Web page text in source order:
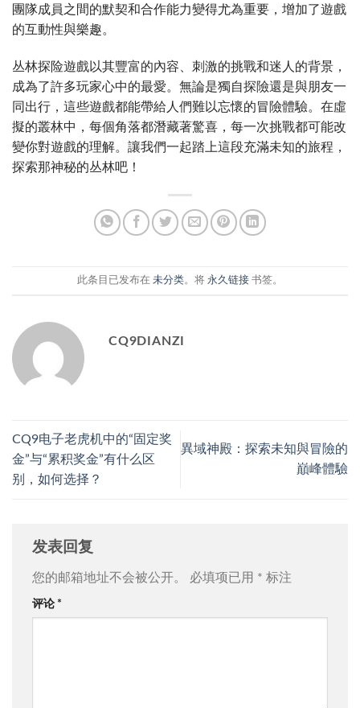
團隊成員之間的默契和合作能力變得尤為重要，增加了遊戲
的互動性與樂趣。
丛林探险遊戲以其豐富的內容、刺激的挑戰和迷人的背景，
成為了許多玩家心中的最愛。無論是獨自探險還是與朋友一
同出行，這些遊戲都能帶給人們難以忘懷的冒險體驗。在虛
擬的叢林中，每個角落都潛藏著驚喜，每一次挑戰都可能改
變你對遊戲的理解。讓我們一起踏上這段充滿未知的旅程，
探索那神秘的丛林吧！
此条目已发布在 未分类。将 永久链接 书签。
CQ9DIANZI
CQ9电子老虎机中的“固定奖
金”与“累积奖金”有什么区
别，如何选择？
異域神殿：探索未知與冒險的
巔峰體驗
发表回复
您的邮箱地址不会被公开。 必填项已用 * 标注
评论 *